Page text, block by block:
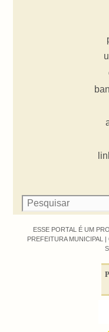
ESSE PORTAL É UM
PREFEITURA MUNICIPAL |